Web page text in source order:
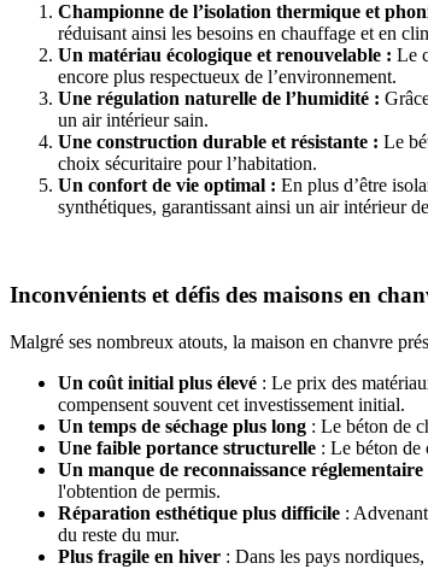
Championne de l’isolation thermique et
réduisant ainsi les besoins en chauffage et en
Un matériau écologique et renouvelable : Le
encore plus respectueux de l’environnement.
Une régulation naturelle de l’humidité :
un air intérieur sain.
Une construction durable et résistante : Le
choix sécuritaire pour l’habitation.
Un confort de vie optimal : En plus d’être
synthétiques, garantissant ainsi un air intérieur
Inconvénients et défis des maisons en
Malgré ses nombreux atouts, la maison en chanvre
Un coût initial plus élevé : Le prix des
compensent souvent cet investissement initial.
Un temps de séchage plus long : Le béton de
Une faible portance structurelle : Le béton de
Un manque de reconnaissance réglementaire
l'obtention de permis.
Réparation esthétique plus difficile :
du reste du mur.
Plus fragile en hiver : Dans les pays